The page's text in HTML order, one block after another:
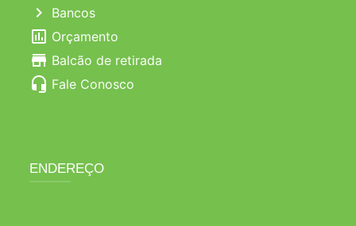
chevron_right Bancos
poll Orçamento
store Balcão de retirada
headset_mic Fale Conosco
ENDEREÇO